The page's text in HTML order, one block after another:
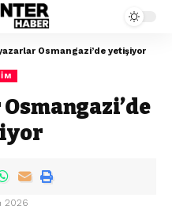
Osmangazi’de yetişiyor
2026